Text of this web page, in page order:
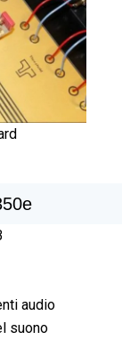
audio
suono